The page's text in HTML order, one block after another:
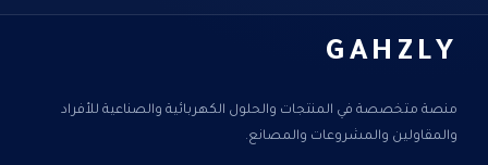
GAHZLY
منصة متخصصة في المنتجات والحلول الكهربائية والصناعية للأفراد
والمقاولين والمشروعات والمصانع.